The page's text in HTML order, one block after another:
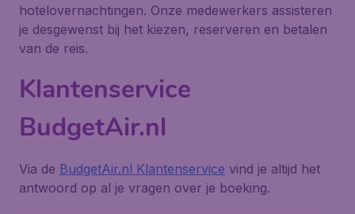
hotelovernachtingen. Onze medewerkers assisteren
je desgewenst bij het kiezen, reserveren en betalen
van de reis.
Klantenservice
BudgetAir.nl
Via de BudgetAir.nl Klantenservice vind je altijd het
antwoord op al je vragen over je boeking.